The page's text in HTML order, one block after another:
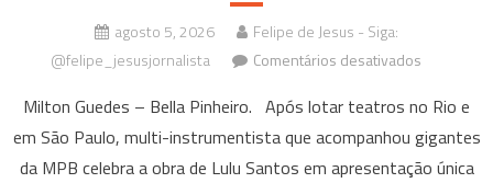
agosto 5, 2026
Felipe de Jesus - Siga:
@felipe_jesusjornalista
Comentários desativadosem
Guedes,
o
“músico
Milton Guedes – Bella Pinheiro. Após lotar teatros no Rio e
em São Paulo, multi-instrumentista que acompanhou gigantes
da MPB celebra a obra de Lulu Santos em apresentação única